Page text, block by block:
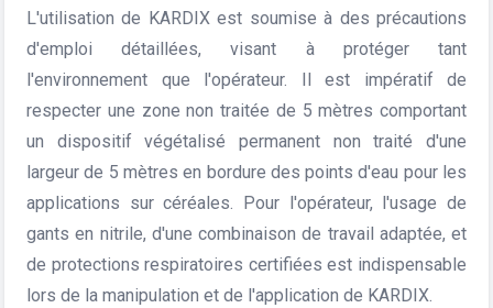
L'utilisation de KARDIX est soumise à des précautions
d'emploi détaillées, visant à protéger tant
l'environnement que l'opérateur. Il est impératif de
respecter une zone non traitée de 5 mètres comportant
un dispositif végétalisé permanent non traité d'une
largeur de 5 mètres en bordure des points d'eau pour les
applications sur céréales. Pour l'opérateur, l'usage de
gants en nitrile, d'une combinaison de travail adaptée, et
de protections respiratoires certifiées est indispensable
lors de la manipulation et de l'application de KARDIX.